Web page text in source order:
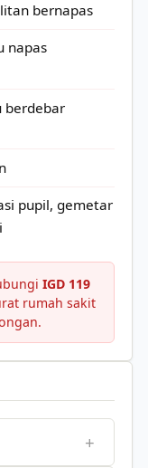
bernapas
napas
berdebar
pupil, gemetar
IGD 119
rumah sakit
+